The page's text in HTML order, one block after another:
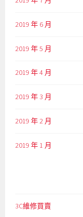
2019 年 6 月
2019 年 5 月
2019 年 4 月
2019 年 3 月
2019 年 2 月
2019 年 1 月
3C維修買賣